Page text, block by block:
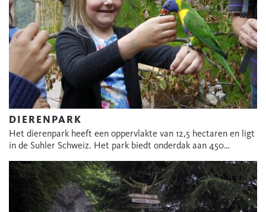
DIERENPARK
Het dierenpark heeft een oppervlakte van 12,5 hectaren en ligt
in de Suhler Schweiz. Het park biedt onderdak aan 450…